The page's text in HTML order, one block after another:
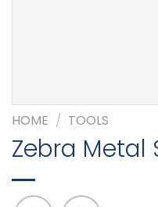
HOME / TOOLS
Zebra Metal